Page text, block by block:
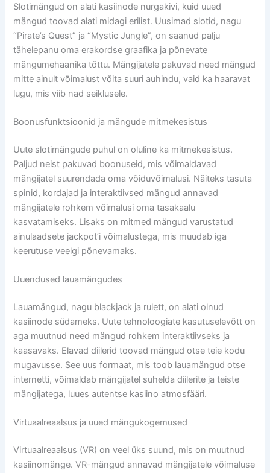
Slotimängud on alati kasiinode nurgakivi, kuid uued
mängud toovad alati midagi erilist. Uusimad slotid, nagu
“Pirate’s Quest” ja “Mystic Jungle”, on saanud palju
tähelepanu oma erakordse graafika ja põnevate
mängumehaanika tõttu. Mängijatele pakuvad need mängud
mitte ainult võimalust võita suuri auhindu, vaid ka haaravat
lugu, mis viib nad seiklusele.
Boonusfunktsioonid ja mängude mitmekesistus
Uute slotimängude puhul on oluline ka mitmekesistus.
Paljud neist pakuvad boonuseid, mis võimaldavad
mängijatel suurendada oma võiduvõimalusi. Näiteks tasuta
spinid, kordajad ja interaktiivsed mängud annavad
mängijatele rohkem võimalusi oma tasakaalu
kasvatamiseks. Lisaks on mitmed mängud varustatud
ainulaadsete jackpot’i võimalustega, mis muudab iga
keerutuse veelgi põnevamaks.
Uuendused lauamängudes
Lauamängud, nagu blackjack ja rulett, on alati olnud
kasiinode südameks. Uute tehnoloogiate kasutuselevõtt on
aga muutnud need mängud rohkem interaktiivseks ja
kaasavaks. Elavad diilerid toovad mängud otse teie kodu
mugavusse. See uus formaat, mis toob lauamängud otse
internetti, võimaldab mängijatel suhelda diilerite ja teiste
mängijatega, luues autentse kasiino atmosfääri.
Virtuaalreaalsus ja uued mängukogemused
Virtuaalreaalsus (VR) on veel üks suund, mis on muutnud
kasiinomänge. VR-mängud annavad mängijatele võimaluse